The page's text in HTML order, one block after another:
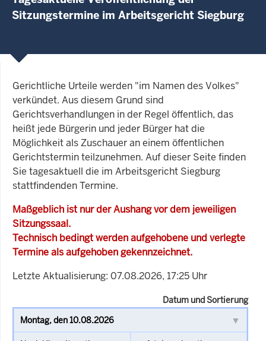
Sitzungstermine im Arbeitsgericht Siegburg
Gerichtliche Urteile werden "im Namen des Volkes"
verkündet. Aus diesem Grund sind
Gerichtsverhandlungen in der Regel öffentlich, das
heißt jede Bürgerin und jeder Bürger hat die
Möglichkeit als Zuschauer an einem öffentlichen
Gerichtstermin teilzunehmen. Auf dieser Seite finden
Sie tagesaktuell die im Arbeitsgericht Siegburg
stattfindenden Termine.
Maßgeblich ist nur der Aushang vor dem jeweiligen
Sitzungssaal.
Technisch bedingt werden aufgehobene und verlegte
Termine als aufgehoben gekennzeichnet.
Letzte Aktualisierung: 07.08.2026, 17:25 Uhr
Datum und Sortierung